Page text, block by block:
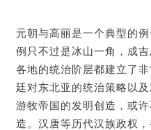
元朝与高丽是一个典型的
例只不过是冰山一角，成
各地的统治阶层都建立了
廷对东北亚的统治策略以
游牧帝国的发明创造，或
造。汉唐等历代汉族政权